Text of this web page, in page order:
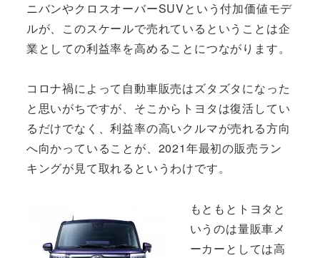
ニバンやクロスオーバーSUVという付加価値モデ
ルが、このスケールで売れているということは企
業としての利益率を高めることにつながります。
コロナ禍によって自動車販売はズタズタになった
と思いがちですが、そこからトヨタは復活してい
るだけでなく、利益率の高いクルマが売れる方向
へ向かっていることが、2021年最初の販売ラン
キングが見て取れるというわけです。
もともとトヨタと
いうのは量販車メ
ーカーとしては高